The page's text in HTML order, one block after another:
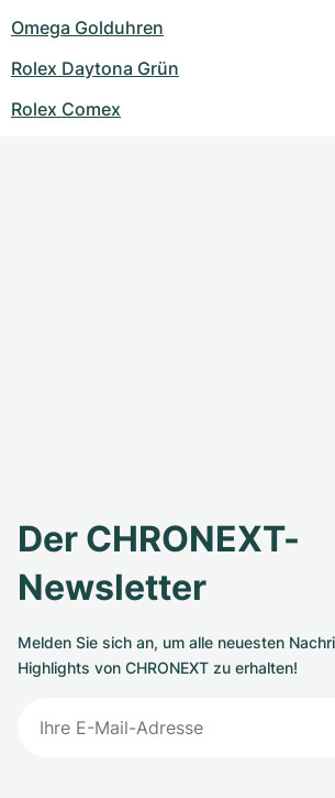
Omega Golduhren
Rolex Daytona Grün
Rolex Comex
Der CHRONEXT-
Newsletter
Melden Sie sich an, um alle neuesten
Highlights von CHRONEXT zu erhalten!